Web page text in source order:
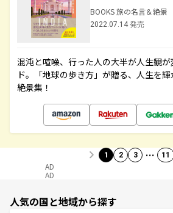
BOOKS 旅の名言＆絶景
2022.07.14 発売
混沌と喧噪、行った人の大半が人生観
ド。「地球の歩き方」が贈る、人生を
絶景集！
1 2 3 … 11
AD
AD
人気の国と地域から探す